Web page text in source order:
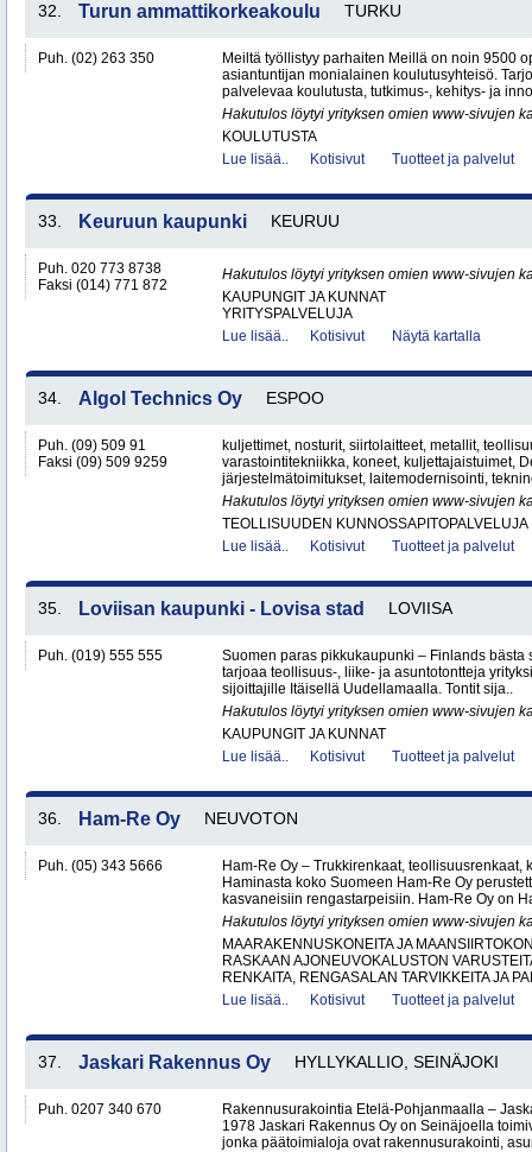
32. Turun ammattikorkeakoulu TURKU
Puh. (02) 263 350
Meiltä työllistyy parhaiten Meillä on noin 9500
asiantuntijan monialainen koulutusyhteisö.
palvelevaa koulutusta, tutkimus-, kehitys- ja
Hakutulos löytyi yrityksen omien www-sivujen
KOULUTUSTA
Lue lisää..
Kotisivut Tuotteet ja palvelut
33. Keuruun kaupunki KEURUU
Puh. 020 773 8738
Faksi (014) 771 872
Hakutulos löytyi yrityksen omien www-sivujen
KAUPUNGIT JA KUNNAT
YRITYSPALVELUJA
Lue lisää..
Kotisivut Näytä kartalla
34. Algol Technics Oy ESPOO
Puh. (09) 509 91
Faksi (09) 509 9259
kuljettimet, nosturit, siirtolaitteet, metallit,
varastointitekniikka, koneet, kuljettajaistuimet,
järjestelmätoimitukset, laitemodernisointi,
Hakutulos löytyi yrityksen omien www-sivujen
TEOLLISUUDEN KUNNOSSAPITOPALVELUJA
Lue lisää..
Kotisivut Tuotteet ja palvelut
35. Loviisan kaupunki - Lovisa stad LOVIISA
Puh. (019) 555 555
Suomen paras pikkukaupunki – Finlands bästa
tarjoaa teollisuus-, liike- ja asuntotontteja
sijoittajille Itäisellä Uudellamaalla. Tontit sija..
Hakutulos löytyi yrityksen omien www-sivujen
KAUPUNGIT JA KUNNAT
Lue lisää..
Kotisivut Tuotteet ja palvelut
36. Ham-Re Oy NEUVOTON
Puh. (05) 343 5666
Ham-Re Oy – Trukkirenkaat, teollisuusrenkaat,
Haminasta koko Suomeen Ham-Re Oy
kasvaneisiin rengastarpeisiin. Ham-Re Oy on
Hakutulos löytyi yrityksen omien www-sivujen
MAARAKENNUSKONEITA JA
RASKAAN AJONEUVOKALUSTON
RENKAITA, RENGASALAN TARVIKKEITA JA
Lue lisää..
Kotisivut Tuotteet ja palvelut
37. Jaskari Rakennus Oy HYLLYKALLIO, SEINÄJOKI
Puh. 0207 340 670
Rakennusurakointia Etelä-Pohjanmaalla –
1978 Jaskari Rakennus Oy on Seinäjoella
jonka päätoimialoja ovat rakennusurakointi,